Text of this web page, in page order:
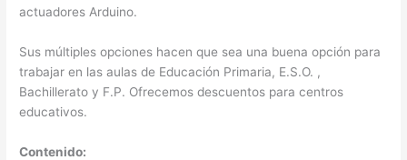
actuadores Arduino.
Sus múltiples opciones hacen que sea una buena opción para
trabajar en las aulas de Educación Primaria, E.S.O. ,
Bachillerato y F.P. Ofrecemos descuentos para centros
educativos.
Contenido: